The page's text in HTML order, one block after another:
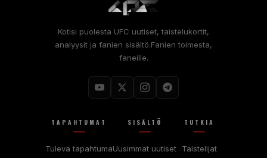
Kotisi puolesta UFC uutiset, taistelukortit,
analyysit ja fanien sisältö.Fanien toimesta,
faneille.
TAPAHTUMAT
Tuleva tapahtuma
SISÄLTÖ
Uusimmat uutiset
TUTKIA
Taistelijat